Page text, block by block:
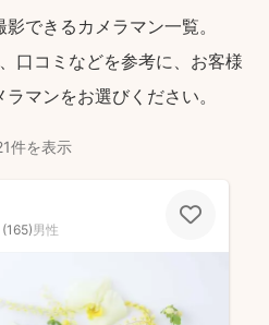
できるカメラマン一覧。
口コミなどを参考に、お客様
マンをお選びください。
件を表示
(165)男性